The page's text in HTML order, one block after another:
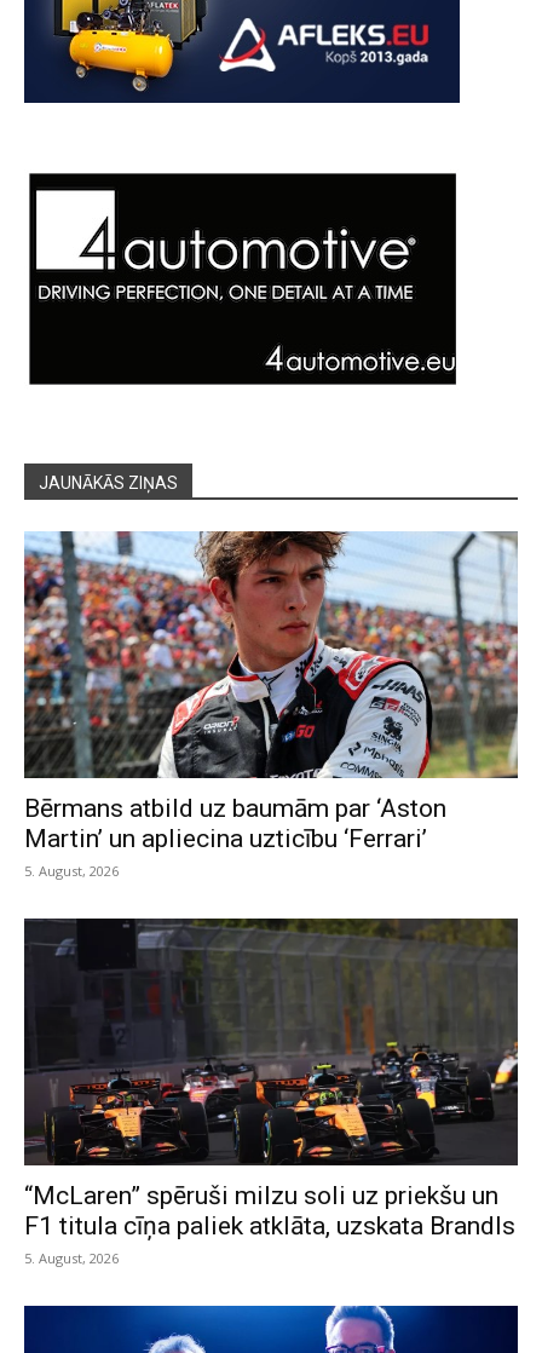
JAUNĀKĀS ZIŅAS
Bērmans atbild uz baumām par ‘Aston
Martin’ un apliecina uzticību ‘Ferrari’
5. August, 2026
“McLaren” spēruši milzu soli uz priekšu un
F1 titula cīņa paliek atklāta, uzskata Brandls
5. August, 2026